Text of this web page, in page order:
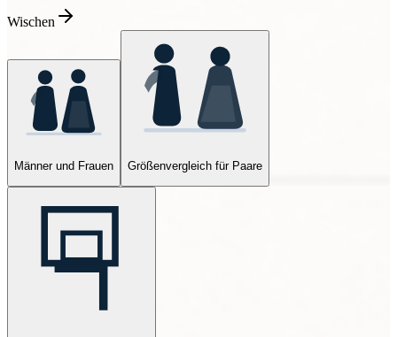
Wischen
Männer und Frauen Größenvergleich für Paare